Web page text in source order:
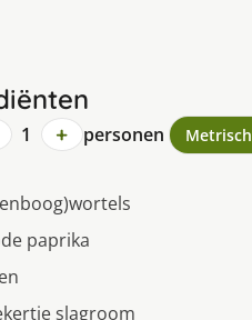
1 + personen Metrisch
paprika
slagroom